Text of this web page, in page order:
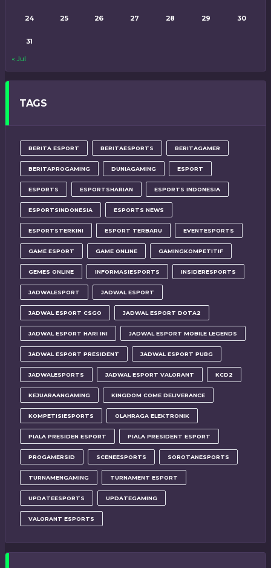
24 25 26 27 28 29 30
31
« Jul
TAGS
BERITA ESPORT BERITAESPORTS BERITAGAMER
BERITAPROGAMING DUNIAGAMING ESPORT
ESPORTS ESPORTSHARIAN ESPORTS INDONESIA
ESPORTSINDONESIA ESPORTS NEWS
ESPORTSTERKINI ESPORT TERBARU EVENTESPORTS
GAME ESPORT GAME ONLINE GAMINGKOMPETITIF
GEMES ONLINE INFORMASIESPORTS INSIDERESPORTS
JADWALESPORT JADWAL ESPORT
JADWAL ESPORT CSGO JADWAL ESPORT DOTA2
JADWAL ESPORT HARI INI JADWAL ESPORT MOBILE LEGENDS
JADWAL ESPORT PRESIDENT JADWAL ESPORT PUBG
JADWALESPORTS JADWAL ESPORT VALORANT KCD2
KEJUARAANGAMING KINGDOM COME DELIVERANCE
KOMPETISIESPORTS OLAHRAGA ELEKTRONIK
PIALA PRESIDEN ESPORT PIALA PRESIDENT ESPORT
PROGAMERSID SCENEESPORTS SOROTANESPORTS
TURNAMENGAMING TURNAMENT ESPORT
UPDATEESPORTS UPDATEGAMING
VALORANT ESPORTS